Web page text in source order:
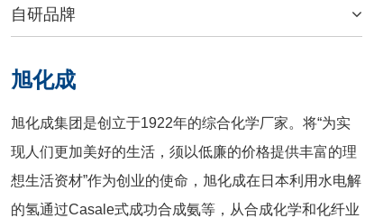
自研品牌
旭化成
旭化成集团是创立于1922年的综合化学厂家。将“为实
现人们更加美好的生活，须以低廉的价格提供丰富的理
想生活资材”作为创业的使命，旭化成在日本利用水电解
的氢通过Casale式成功合成氨等，从合成化学和化纤业